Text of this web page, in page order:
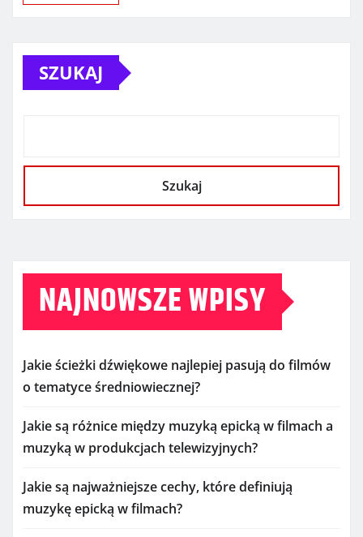
SZUKAJ
Szukaj
NAJNOWSZE WPISY
Jakie ścieżki dźwiękowe najlepiej pasują do filmów
o tematyce średniowiecznej?
Jakie są różnice między muzyką epicką w filmach a
muzyką w produkcjach telewizyjnych?
Jakie są najważniejsze cechy, które definiują
muzykę epicką w filmach?